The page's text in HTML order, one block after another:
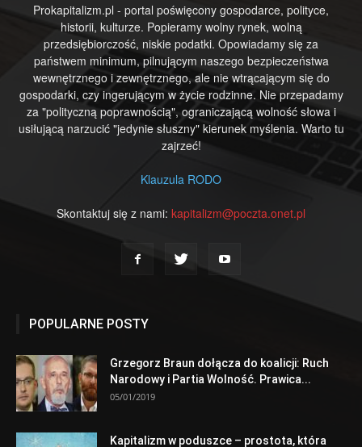
Prokapitalizm.pl - portal poświęcony gospodarce, polityce,
historii, kulturze. Popieramy wolny rynek, wolną
przedsiębiorczość, niskie podatki. Opowiadamy się za
państwem minimum, pilnującym naszego bezpieczeństwa
wewnętrznego i zewnętrznego, ale nie wtrącającym się do
gospodarki, czy ingerującym w życie rodzinne. Nie przepadamy
za "polityczną poprawnością", ograniczającą wolność słowa i
usiłującą narzucić "jedynie słuszny" kierunek myślenia. Warto tu
zajrzeć!
Klauzula RODO
Skontaktuj się z nami: kapitalizm@poczta.onet.pl
POPULARNE POSTY
Grzegorz Braun dołącza do koalicji: Ruch
Narodowy i Partia Wolność. Prawica...
05/01/2019
Kapitalizm w poduszce – prostota, która